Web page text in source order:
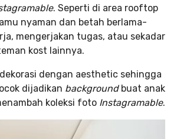
. Seperti di area rooftop
nyaman dan betah berlama-
mengerjakan tugas, atau sekadar
kost lainnya.
dengan aesthetic sehingga
dijadikan background buat anak
koleksi foto Instagramable.